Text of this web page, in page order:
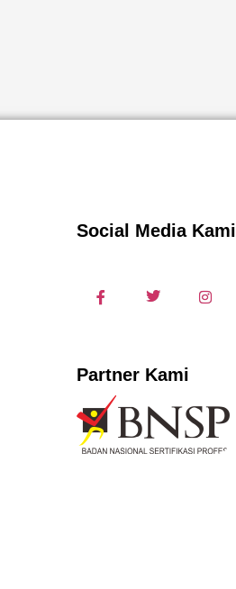
Social Media Kami
Partner Kami